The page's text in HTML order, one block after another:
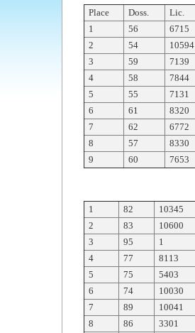
Place Doss. Lic.
1
56 6715
2
54 10594
3
59 7139
4
58 7844
5
55 7131
6
61 8320
7
62 6772
8
57 8330
9
60 7653
1 82 10345
2
83 10600
3
95 1
4
77 8113
5
75 5403
6
74 10030
7
89 10041
8
86 3301